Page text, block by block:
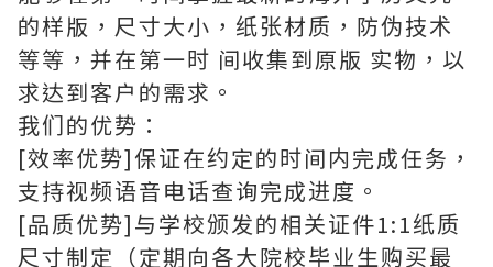
的样版，尺寸大小，纸张材质，防伪技术
等等，并在第一时 间收集到原版 实物，以
求达到客户的需求。
我们的优势：
[效率优势]保证在约定的时间内完成任务，
支持视频语音电话查询完成进度。
[品质优势]与学校颁发的相关证件1:1纸质
尺寸制定（定期向各大院校毕业生购买最